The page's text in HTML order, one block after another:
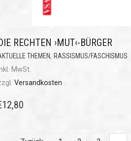
RECHTEN ›MUT‹-BÜRGER
THEMEN, RASSISMUS/FASCHISMUS
MwSt.
Versandkosten
12,80